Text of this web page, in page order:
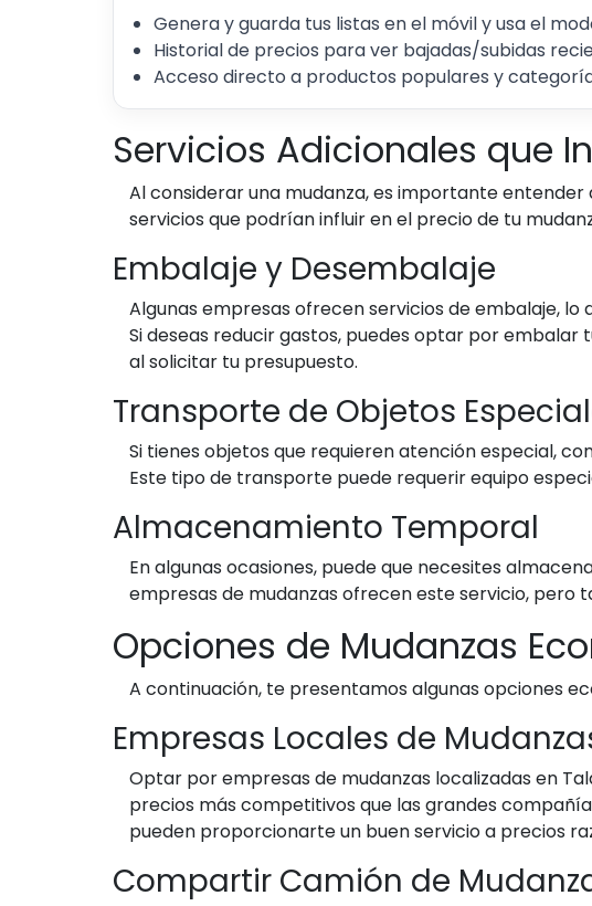
Genera y guarda tus listas en el móvil y usa el
Historial de precios para ver bajadas/subidas
Acceso directo a productos populares y
Servicios Adicionales que
Al considerar una mudanza, es importante
servicios que podrían influir en el precio de tu
Embalaje y Desembalaje
Algunas empresas ofrecen servicios de embalaje,
Si deseas reducir gastos, puedes optar por
al solicitar tu presupuesto.
Transporte de Objetos
Si tienes objetos que requieren atención especial,
Este tipo de transporte puede requerir equipo
Almacenamiento Temporal
En algunas ocasiones, puede que necesites
empresas de mudanzas ofrecen este servicio, pero
Opciones de Mudanzas
A continuación, te presentamos algunas opciones
Empresas Locales de
Optar por empresas de mudanzas localizadas en
precios más competitivos que las grandes
pueden proporcionarte un buen servicio a precios
Compartir Camión de